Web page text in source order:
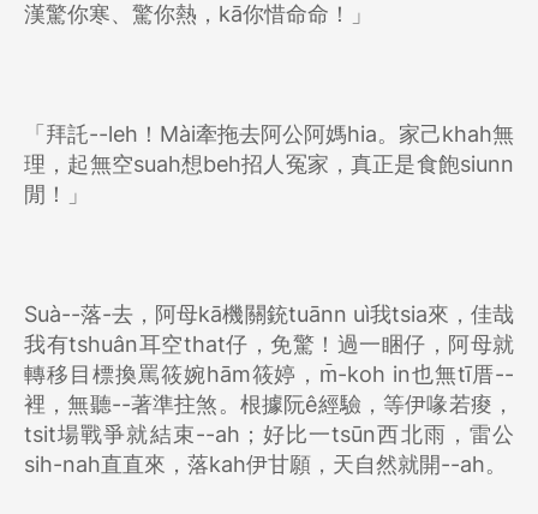
漢驚你寒、驚你熱，kā你惜命命！」
「拜託--leh！Mài牽拖去阿公阿媽hia。家己khah無
理，起無空suah想beh招人冤家，真正是食飽siunn
閒！」
Suà--落-去，阿母kā機關銃tuānn uì我tsia來，佳哉
我有tshuân耳空that仔，免驚！過一睏仔，阿母就
轉移目標換罵筱婉hām筱婷，m̄-koh in也無tī厝--
裡，無聽--著準拄煞。根據阮ê經驗，等伊喙若痠，
tsit場戰爭就結束--ah；好比一tsūn西北雨，雷公
sih-nah直直來，落kah伊甘願，天自然就開--ah。